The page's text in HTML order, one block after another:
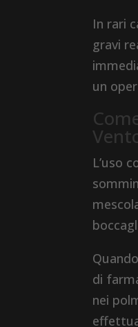
In rari
gravi
un
L’uso
di
nei